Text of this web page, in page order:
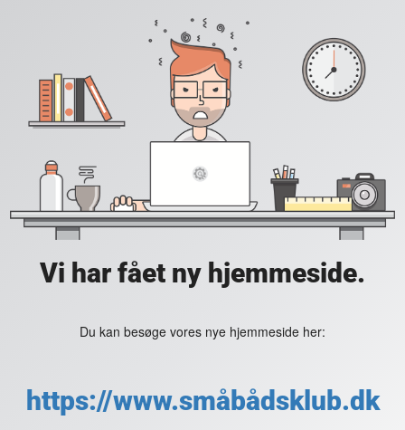
Vi har fået ny hjemmeside.
Du kan besøge vores nye hjemmeside her:
https://www.småbådsklub.dk